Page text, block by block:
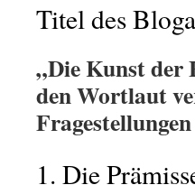
Titel des
„Die Kunst
den Wortlaut
1. Die